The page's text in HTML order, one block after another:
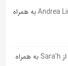
آهنگ فرانسوی Près de toi از Andrea Lindsay به همراه
آهنگ فرانسوی L’encre de tes yeux از Sara’h به همراه